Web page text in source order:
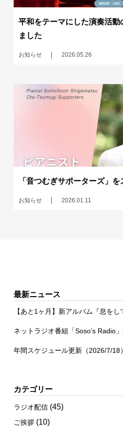
平和をテーマにした演奏活動
ました
お知らせ 2026.05.26
「音つむぎサポーターズ」を
お知らせ 2026.01.11
最新ニュース
ネットラジオ番組「Soso’s Radio
年間スケジュール更新（2026/7/18）
カテゴリー
ラジオ配信 (45)
ご挨拶 (10)